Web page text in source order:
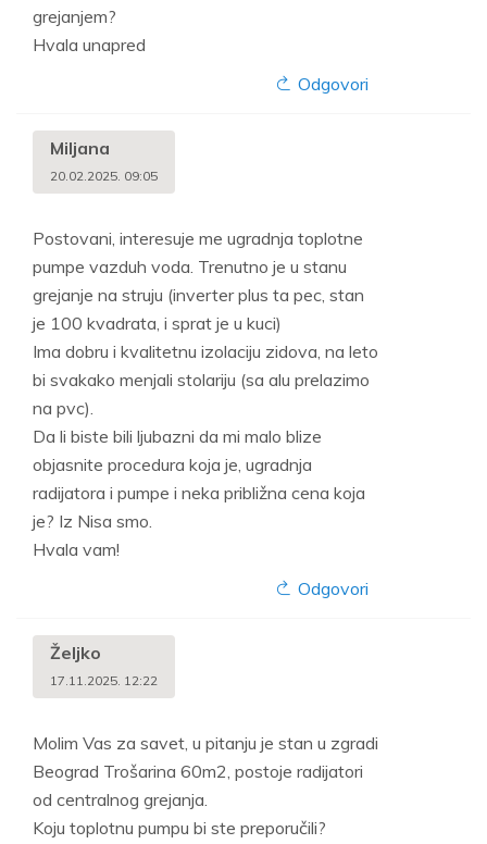
grejanjem?
Hvala unapred
Odgovori
Miljana
20.02.2025. 09:05
Postovani, interesuje me ugradnja toplotne
pumpe vazduh voda. Trenutno je u stanu
grejanje na struju (inverter plus ta pec, stan
je 100 kvadrata, i sprat je u kuci)
Ima dobru i kvalitetnu izolaciju zidova, na leto
bi svakako menjali stolariju (sa alu prelazimo
na pvc).
Da li biste bili ljubazni da mi malo blize
objasnite procedura koja je, ugradnja
radijatora i pumpe i neka približna cena koja
je? Iz Nisa smo.
Hvala vam!
Odgovori
Željko
17.11.2025. 12:22
Molim Vas za savet, u pitanju je stan u zgradi
Beograd Trošarina 60m2, postoje radijatori
od centralnog grejanja.
Koju toplotnu pumpu bi ste preporučili?